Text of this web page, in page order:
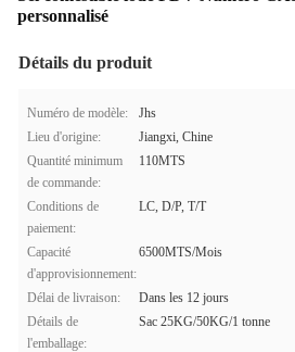
personnalisé
Détails du produit
Numéro de modèle:
Jhs
Lieu d'origine:
Jiangxi, Chine
Quantité minimum
de commande:
110MTS
Conditions de
paiement:
LC, D/P, T/T
Capacité
d'approvisionnement:
6500MTS/Mois
Délai de livraison:
Dans les 12 jours
Détails de
l'emballage:
Sac 25KG/50KG/1 tonne